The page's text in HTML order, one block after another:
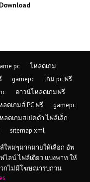
|
pc
โหลดเกม
gamepc
เกม pc ฟรี
ดาวน์โหลดเกมฟรี
ลดเกมส์ PC ฟรี
gamepc
ลดเกมสเปคต่ำ ไฟล์เล็ก
sitemap.xml
ใหม่ๆมากมายให้เลือก อัพ
ไลน์ ไฟล์เดียว แบ่งพาท ให้
วกไม่มีโฆษณารบกวน